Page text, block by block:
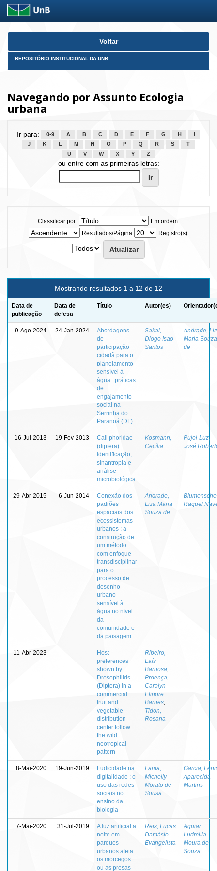
Skip
Voltar
REPOSITÓRIO INSTITUCIONAL DA UNB
Navegando por Assunto Ecologia
urbana
Ir para: 0-9 A B C D E F G H
J
K L M N O P Q R S
T
U
V W X Y Z
ou entre com as primeiras letras:
Classificar por:
Em ordem:
Resultados/Página
Registro(s):
Mostrando resultados 1 a 12 de 12
Data de
publicação
Data de
defesa
Título Autor(es)
9-Ago-2024 24-Jan-2024
Abordagens
de
participação
cidadã para o
planejamento
sensível à
água : práticas
de
engajamento
social na
Serrinha do
Paranoá (DF)
Sakai,
Diogo Isao
Santos
Andrade,
Maria Souza
de
16-Jul-2013 19-Fev-2013
Calliphoridae
(diptera) :
identificação,
sinantropia e
análise
microbiológica
Kosmann,
Cecília
Pujol-Luz,
José
29-Abr-2015 6-Jun-2014
Conexão dos
padrões
espaciais dos
ecossistemas
urbanos : a
construção de
um método
com enfoque
transdisciplinar
para o
processo de
desenho
urbano
sensível à
água no nível
da
comunidade e
da paisagem
Andrade,
Liza Maria
Souza de
Raquel
11-Abr-2023 -
Host
preferences
shown by
Drosophilids
(Diptera) in a
commercial
fruit and
vegetable
distribution
center follow
the wild
neotropical
pattern
Ribeiro,
Laís
Barbosa;
Proença,
Carolyn
Elinore
Barnes;
Tidon,
Rosana
-
8-Mai-2020 19-Jun-2019
Ludicidade na
digitalidade : o
uso das redes
sociais no
ensino da
biologia
Fama,
Michelly
Morato de
Sousa
Garcia,
Aparecida
Martins
7-Mai-2020 31-Jul-2019
A luz artificial a
noite em
parques
urbanos afeta
os morcegos
ou as presas
Reis, Lucas
Damásio
Evangelista
Aguiar,
Ludmilla
Moura de
Souza